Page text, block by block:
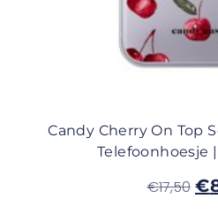
Candy Cherry On Top
Telefoonhoesje
€17,50 €